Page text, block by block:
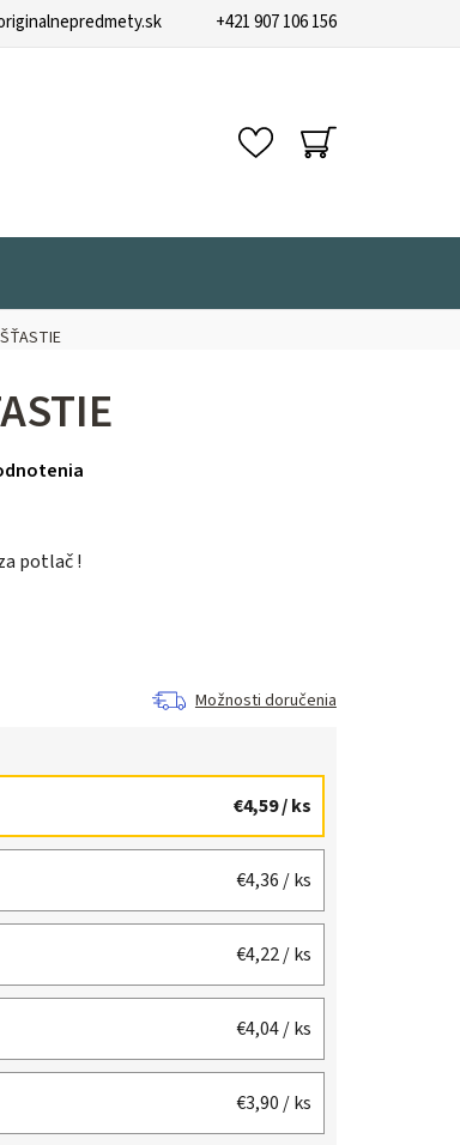
+421 907 106 156
NÁKUPNÝ
KOŠÍK
potlač !
Možnosti doručenia
€4,59/ ks
€4,36 / ks
€4,22/ ks
€4,04/ ks
€3,90 / ks